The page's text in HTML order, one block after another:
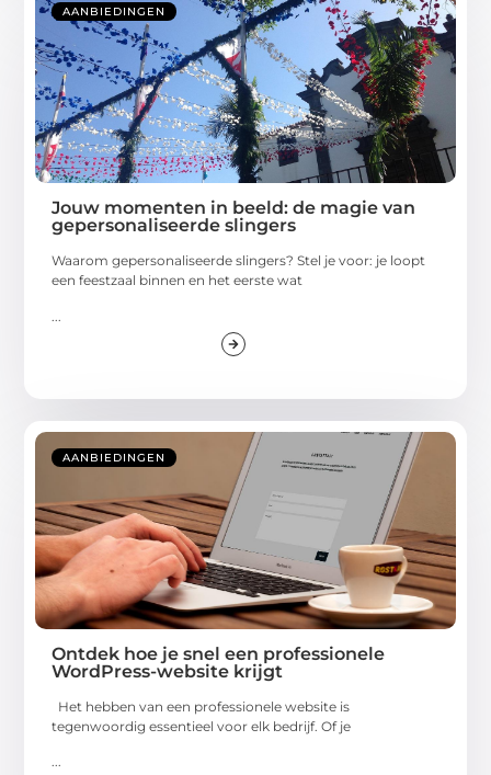
AANBIEDINGEN
Jouw momenten in beeld: de magie van
gepersonaliseerde slingers
Waarom gepersonaliseerde slingers? Stel je voor: je loopt
een feestzaal binnen en het eerste wat
AANBIEDINGEN
Ontdek hoe je snel een professionele
WordPress-website krijgt
Het hebben van een professionele website is
tegenwoordig essentieel voor elk bedrijf. Of je
...